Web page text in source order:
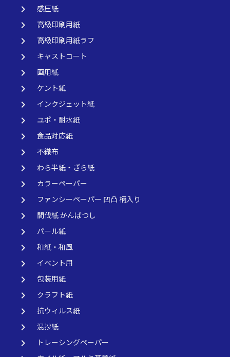
keyboard_arrow_right 感圧紙
keyboard_arrow_right 高級印刷用紙
keyboard_arrow_right 高級印刷用紙ラフ
keyboard_arrow_right キャストコート
keyboard_arrow_right 画用紙
keyboard_arrow_right ケント紙
keyboard_arrow_right インクジェット紙
keyboard_arrow_right ユポ・耐水紙
keyboard_arrow_right 食品対応紙
keyboard_arrow_right 不織布
keyboard_arrow_right わら半紙・ざら紙
keyboard_arrow_right カラーペーパー
keyboard_arrow_right ファンシーペーパー 凹凸 柄入り
keyboard_arrow_right 間伐紙 かんばつし
keyboard_arrow_right パール紙
keyboard_arrow_right 和紙・和風
keyboard_arrow_right イベント用
keyboard_arrow_right 包装用紙
keyboard_arrow_right クラフト紙
keyboard_arrow_right 抗ウィルス紙
keyboard_arrow_right 混抄紙
keyboard_arrow_right トレーシングペーパー